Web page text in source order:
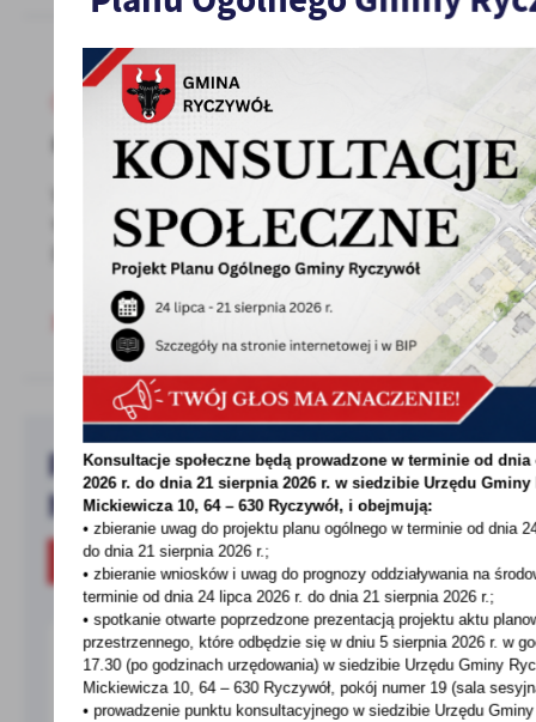
13 - 07 - 2021
Postanowienie w sprawie zaopiniowania
wiadomości informację o wydaniu
postanowienia w sprawie...
Pobierz bezpłatną aplikację
MieszkaniecINFO!
O APLIKACJI
Konsultacje społeczne będą prowadzone w terminie od dnia
2026 r. do dnia 21 sierpnia 2026 r. w siedzibie Urzędu Gminy
Mickiewicza 10, 64 – 630 Ryczywół, i obejmują:
• zbieranie uwag do projektu planu ogólnego w terminie od dnia
do dnia 21 sierpnia 2026 r.;
• zbieranie wniosków i uwag do prognozy oddziaływania na
terminie od dnia 24 lipca 2026 r. do dnia 21 sierpnia 2026 r.;
• spotkanie otwarte poprzedzone prezentacją projektu aktu
przestrzennego, które odbędzie się w dniu 5 sierpnia 2026 r.w
17.30 (po godzinach urzędowania) w siedzibie Urzędu Gminy
Mickiewicza 10, 64 – 630 Ryczywół, pokój numer 19 (sala
• prowadzenie punktu konsultacyjnego w siedzibie Urzędu